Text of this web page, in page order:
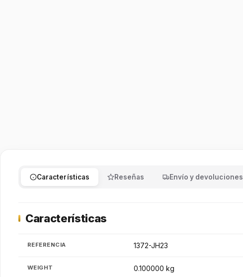
Características Reseñas Envío y devoluciones
Características
REFERENCIA 1372-JH23
WEIGHT 0.100000 kg